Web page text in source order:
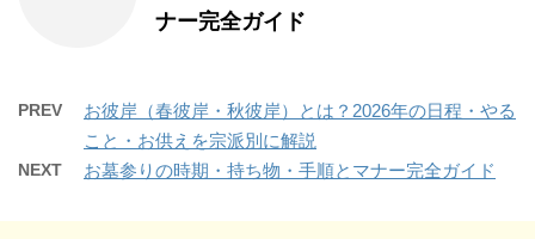
ナー完全ガイド
PREV
お彼岸（春彼岸・秋彼岸）とは？2026年の日程・やる
こと・お供えを宗派別に解説
NEXT お墓参りの時期・持ち物・手順とマナー完全ガイド